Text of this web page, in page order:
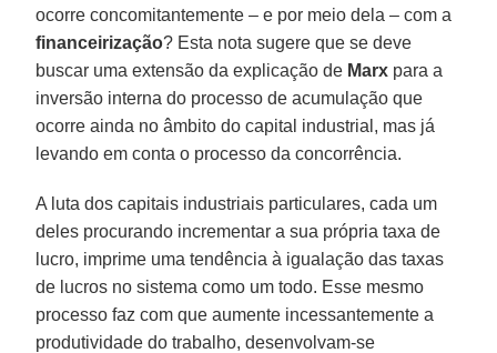
ocorre concomitantemente – e por meio dela – com a
financeirização? Esta nota sugere que se deve
buscar uma extensão da explicação de Marx para a
inversão interna do processo de acumulação que
ocorre ainda no âmbito do capital industrial, mas já
levando em conta o processo da concorrência.
A luta dos capitais industriais particulares, cada um
deles procurando incrementar a sua própria taxa de
lucro, imprime uma tendência à igualação das taxas
de lucros no sistema como um todo. Esse mesmo
processo faz com que aumente incessantemente a
produtividade do trabalho, desenvolvam-se